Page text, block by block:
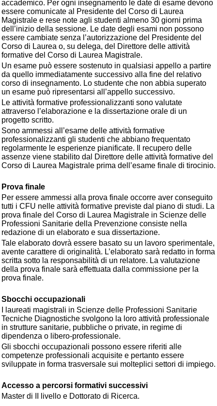
accademico. Per ogni insegnamento le date di esame devono
essere comunicate al Presidente del Corso di Laurea
Magistrale e rese note agli studenti almeno 30 giorni prima
dell’inizio della sessione. Le date degli esami non possono
essere cambiate senza l’autorizzazione del Presidente del
Corso di Laurea o, su delega, del Direttore delle attività
formative del Corso di Laurea Magistrale.
Un esame può essere sostenuto in qualsiasi appello a partire
da quello immediatamente successivo alla fine del relativo
corso di insegnamento. Lo studente che non abbia superato
un esame può ripresentarsi all’appello successivo.
Le attività formative professionalizzanti sono valutate
attraverso l’elaborazione e la dissertazione orale di un
progetto scritto.
Sono ammessi all’esame delle attività formative
professionalizzanti gli studenti che abbiano frequentato
regolarmente le esperienze pianificate. Il recupero delle
assenze viene stabilito dal Direttore delle attività formative del
Corso di Laurea Magistrale prima dell’esame finale di tirocinio.
Prova finale
Per essere ammessi alla prova finale occorre aver conseguito
tutti i CFU nelle attività formative previste dal piano di studi. La
prova finale del Corso di Laurea Magistrale in Scienze delle
Professioni Sanitarie della Prevenzione consiste nella
redazione di un elaborato e sua dissertazione.
Tale elaborato dovrà essere basato su un lavoro sperimentale,
avente carattere di originalità. L’elaborato sarà redatto in forma
scritta sotto la responsabilità di un relatore. La valutazione
della prova finale sarà effettuata dalla commissione per la
prova finale.
Sbocchi occupazionali
I laureati magistrali in Scienze delle Professioni Sanitarie
Tecniche Diagnostiche svolgono la loro attività professionale
in strutture sanitarie, pubbliche o private, in regime di
dipendenza o libero-professionale.
Gli sbocchi occupazionali possono essere riferiti alle
competenze professionali acquisite e pertanto essere
sviluppate in forma trasversale sui molteplici settori di impiego.
Accesso a percorsi formativi successivi
Master di II livello e Dottorato di Ricerca.